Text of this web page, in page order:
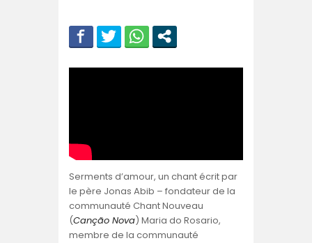
Serments d’amour, un chant écrit par
le père Jonas Abib – fondateur de la
communauté Chant Nouveau
(Canção Nova) Maria do Rosario,
membre de la communauté